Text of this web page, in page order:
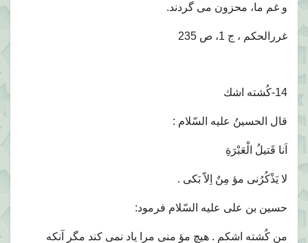
و غم ما، محزون مى گردند.
غررالحكم ، ج 1، ص 235
14-كُشته اشك
قال الحسينُ عليه السّلام :
اَنا قَتيلُ الْعَبْرَةِ
لا يَذْكُرُنى مؤ مِنٌ اِلاّ بَكى .
حسين بن على عليه السّلام فرمود:
من كُشته اشكم . هيچ مؤ منى مرا ياد نمى كند مگر آنكه